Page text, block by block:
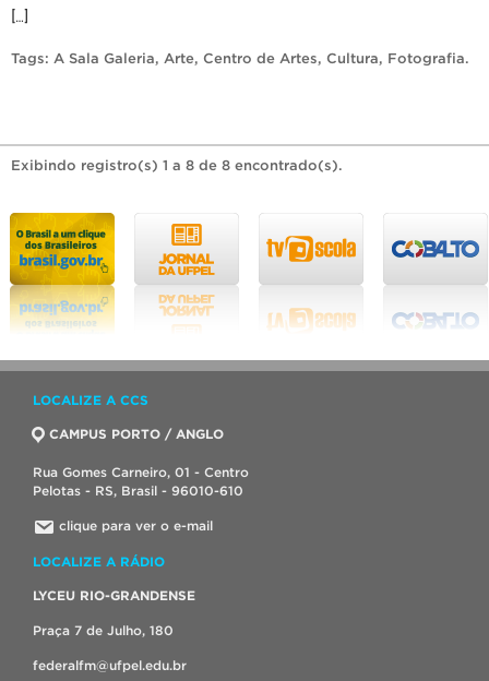
[…]
Tags: A Sala Galeria, Arte, Centro de Artes, Cultura, Fotografia.
Exibindo registro(s) 1 a 8 de 8 encontrado(s).
LOCALIZE A CCS
CAMPUS PORTO / ANGLO
Rua Gomes Carneiro, 01 - Centro
Pelotas - RS, Brasil - 96010-610
clique para ver o e-mail
LOCALIZE A RÁDIO
LYCEU RIO-GRANDENSE
Praça 7 de Julho, 180
federalfm@ufpel.edu.br